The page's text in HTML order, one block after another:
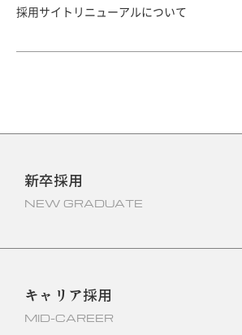
採用サイトリニューアルについて
新卒採用
NEW GRADUATE
キャリア採用
MID-CAREER